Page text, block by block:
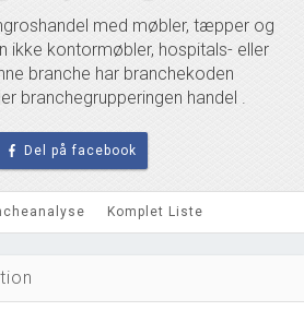
med møbler, tæpper og
ikke kontormøbler, hospitals- eller
branche har branchekoden
branchegrupperingen handel .
Del på facebook
Komplet Liste